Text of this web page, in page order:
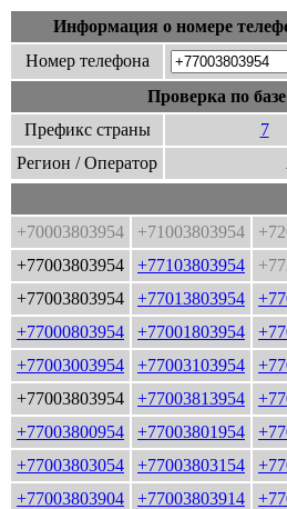
Информация о номере
Номер телефона
Проверка по
Префикс страны
7
Регион / Оператор
+70003803954
+71003803954
+77003803954
+77103803954
+77003803954
+77013803954
+77000803954
+77001803954
+77003003954
+77003103954
+77003803954
+77003813954
+77003800954
+77003801954
+77003803054
+77003803154
+77003803904
+77003803914